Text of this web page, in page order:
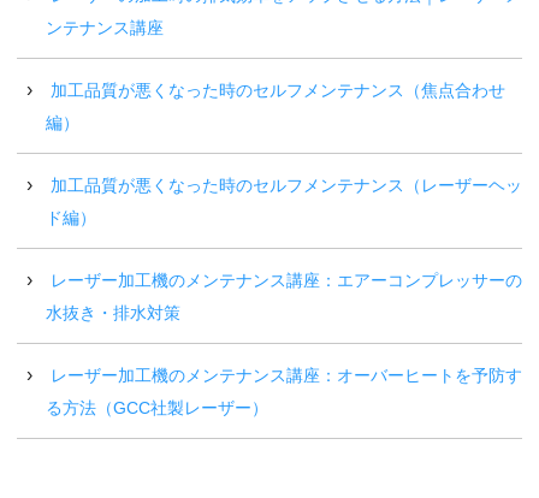
ンテナンス講座
加工品質が悪くなった時のセルフメンテナンス（焦点合わせ
編）
加工品質が悪くなった時のセルフメンテナンス（レーザーヘッ
ド編）
レーザー加工機のメンテナンス講座：エアーコンプレッサーの
水抜き・排水対策
レーザー加工機のメンテナンス講座：オーバーヒートを予防す
る方法（GCC社製レーザー）